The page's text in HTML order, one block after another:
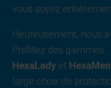
vous soyez
Heureusement, nous
Profitez des gammes
HexaLady et HexaMen
large choix de